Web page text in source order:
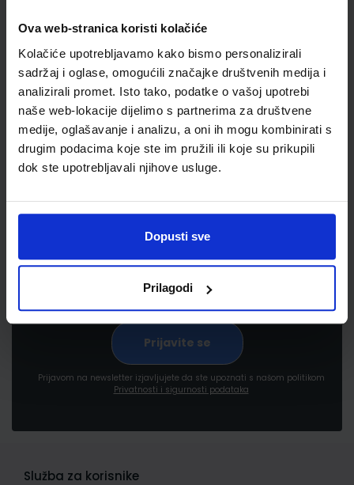
Ova web-stranica koristi kolačiće
Kolačiće upotrebljavamo kako bismo personalizirali
sadržaj i oglase, omogućili značajke društvenih medija i
analizirali promet. Isto tako, podatke o vašoj upotrebi
naše web-lokacije dijelimo s partnerima za društvene
medije, oglašavanje i analizu, a oni ih mogu kombinirati s
drugim podacima koje ste im pružili ili koje su prikupili
dok ste upotrebljavali njihove usluge.
Dopusti sve
Prilagodi
Newsletter prijava
pogodnostima
Prijavom na newsletter izjavljujete da ste upoznati s našom politikom
Privatnosti i sigurnosti podataka
Služba za korisnike